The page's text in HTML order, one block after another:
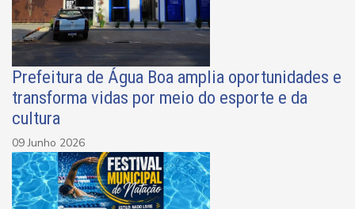
Prefeitura de Água Boa amplia oportunidades e
transforma vidas por meio do esporte e da
cultura
09 Junho 2026